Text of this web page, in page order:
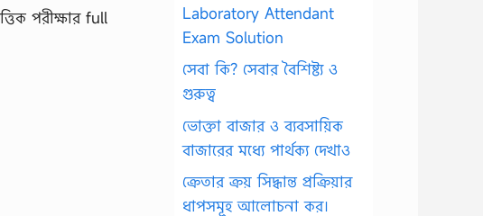
পরীক্ষার full
Laboratory Attendant
Exam Solution
সেবা কি? সেবার বৈশিষ্ট্য ও
গুরুত্ব
ভোক্তা বাজার ও ব্যবসায়িক
বাজারের মধ্যে পার্থক্য দেখাও
ক্রেতার ক্রয় সিদ্ধান্ত প্রক্রিয়ার
ধাপসমূহ আলোচনা কর।